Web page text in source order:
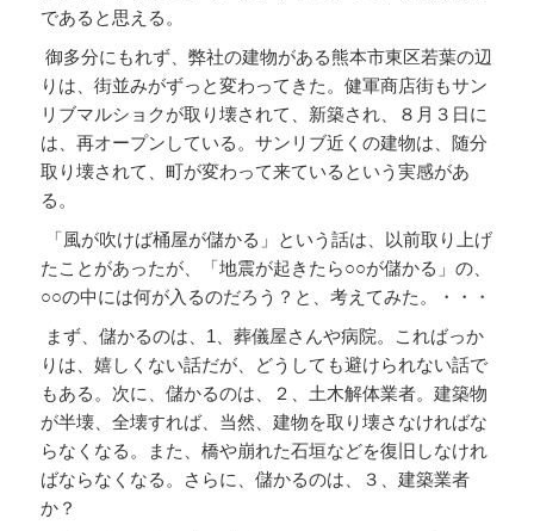
であると思える。
御多分にもれず、弊社の建物がある熊本市東区若葉の辺
りは、街並みがずっと変わってきた。健軍商店街もサン
リブマルショクが取り壊されて、新築され、８月３日に
は、再オープンしている。サンリブ近くの建物は、随分
取り壊されて、町が変わって来ているという実感があ
る。
「風が吹けば桶屋が儲かる」という話は、以前取り上げ
たことがあったが、「地震が起きたら○○が儲かる」の、
○○の中には何が入るのだろう？と、考えてみた。・・・
まず、儲かるのは、1、葬儀屋さんや病院。こればっか
りは、嬉しくない話だが、どうしても避けられない話で
もある。次に、儲かるのは、２、土木解体業者。建築物
が半壊、全壊すれば、当然、建物を取り壊さなければな
らなくなる。また、橋や崩れた石垣などを復旧しなけれ
ばならなくなる。さらに、儲かるのは、３、建築業者
か？